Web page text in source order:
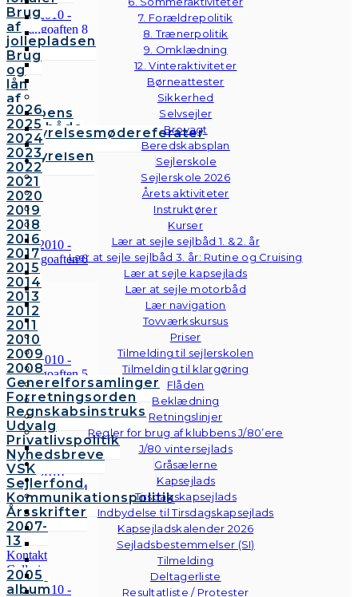
7. Forældrepolitik
8. Trænerpolitik
9. Omklædning
12. Vinteraktiviteter
Børneattester
Sikkerhed
Selvsejler
Brovagt
Beredskabsplan
Sejlerskole
Sejlerskole 2026
Årets aktiviteter
Instruktører
Kurser
Lær at sejle sejlbåd 1. & 2. år
Lær at sejle sejlbåd 3. år: Rutine og Cruising
Lær at sejle kapsejlads
Lær at sejle motorbåd
Lær navigation
Tovværkskursus
Priser
Tilmelding til sejlerskolen
Tilmelding til klargøring
Flåden
Beklædning
Retningslinjer
Regler for brug af klubbens J/80’ere
J/80 vintersejlads
Gråsælerne
Kapsejlads
Tirsdagskapsejlads
Indbydelse til Tirsdagskapsejlads
Kapsejladskalender 2026
Sejladsbestemmelser (SI)
Tilmelding
Deltagerliste
Resultatliste / Protester
Brug
af
jollepladsen
Brug
og
lån
af
klubbens
følgebåde
Vedtægter
Bestyrelsen
Bestyrelsesmødereferater
2026
2025
2024
2023
2022
2021
2020
2019
2018
2016
2017
2015
2014
2013
2012
2011
2010
2009
2008
Generelforsamlinger
Forretningsorden
Regnskabsinstruks
Udvalg
Privatlivspolitik
Nyhedsbreve
VSK
Sejlerfond
Kommunikationspolitik
Årsskrifter
2007-
13
Kontakt
Galleri
Andre
2005
album